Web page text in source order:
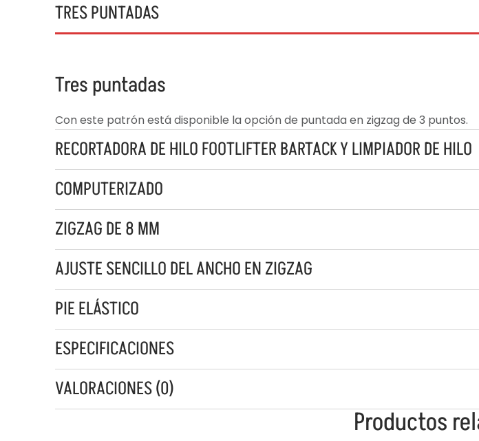
TRES PUNTADAS
Tres puntadas
Con este patrón está disponible la opción de puntada en zigzag de 3 puntos.
RECORTADORA DE HILO FOOTLIFTER BARTACK Y LIMPIADOR DE HILO
COMPUTERIZADO
ZIGZAG DE 8 MM
AJUSTE SENCILLO DEL ANCHO EN ZIGZAG
PIE ELÁSTICO
ESPECIFICACIONES
VALORACIONES (0)
Productos